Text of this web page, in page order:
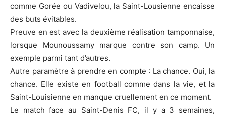
comme Gorée ou Vadivelou, la Saint-Lousienne encaisse
des buts évitables.
Preuve en est avec la deuxième réalisation tamponnaise,
lorsque Mounoussamy marque contre son camp. Un
exemple parmi tant d’autres.
Autre paramètre à prendre en compte : La chance. Oui, la
chance. Elle existe en football comme dans la vie, et la
Saint-Louisienne en manque cruellement en ce moment.
Le match face au Saint-Denis FC, il y a 3 semaines,